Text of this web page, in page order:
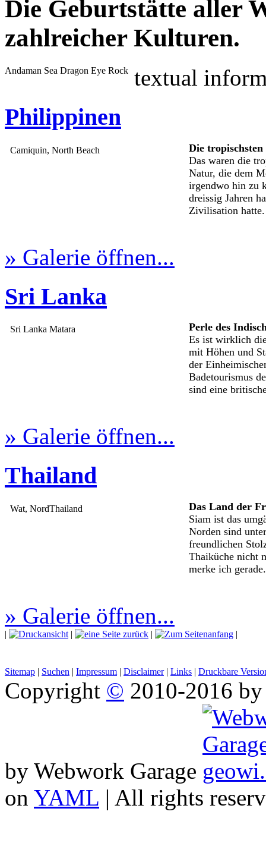
Die Geburtstätte aller
zahlreicher Kulturen.
Andaman Sea Dragon Eye Rock textual
Philippinen
Camiquin, North Beach
Die
Das waren die
Natur, die dem
irgendwo hin zu
dreissig Jahren
Zivilisation
» Galerie öffnen...
Sri Lanka
Sri Lanka Matara
Perle des
Es ist wirklich
mit Höhen und
der
Badetourismus
sind eine
» Galerie öffnen...
Thailand
Wat, NordThailand
Das Land der
Siam ist das
Norden sind
freundlichen
Thaiküche nicht
merke ich gerade.
» Galerie öffnen...
| | | |
Sitemap | Suchen | Impressum | Disclaimer| Links | Druckbare
Copyright © 2010-2016
by Webwork Garage
on YAML | All rights